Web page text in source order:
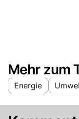
Mehr zum
Energie